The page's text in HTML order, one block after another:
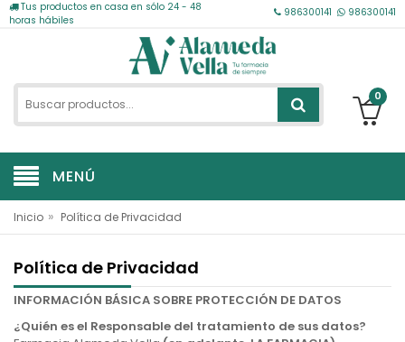
Tus productos en casa en sólo 24 - 48
horas hábiles
986300141 986300141
0
MENÚ
Inicio » Política de Privacidad
Política de Privacidad
INFORMACIÓN BÁSICA SOBRE PROTECCIÓN DE DATOS
¿Quién es el Responsable del tratamiento de sus datos?